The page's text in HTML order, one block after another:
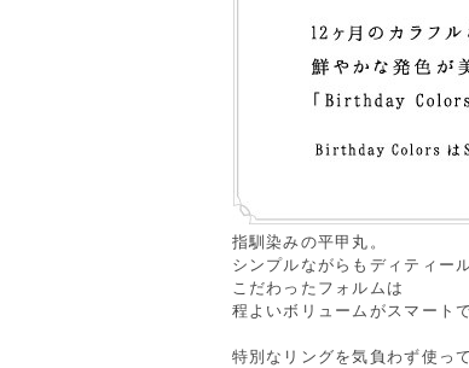
指馴染みの平甲丸。
シンプルながらもディティー
こだわったフォルムは
程よいボリュームがスマート
特別なリングを気負わず使っ